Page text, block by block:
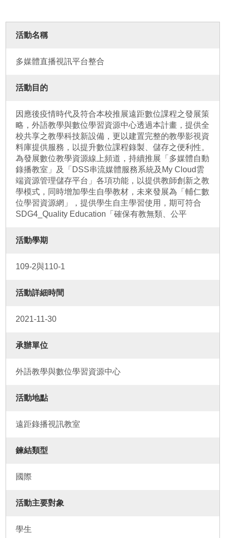
活動名稱
多媒體直播視訊平台整合
活動目的
因應後疫情時代及符合本校推展遠距數位課程之發展策
略，外語教學與數位學習資源中心透過本計畫，提供全
校共享之教學科技新設備，更以建置完整的教學影視資
料庫提供服務，以提升數位課程錄製、儲存之便利性。
為發展數位教學資源線上頻道，持續推展「多媒體自動
錄播教室」及「DSS串流媒體服務系統及My Cloud雲
端資源管理儲存平台」各項功能，以提供教師創新之教
學模式，同時增加學生自學教材，未來發展為「輔仁數
位學習資源網」，提供學生自主學習使用，期可符合
SDG4_Quality Education「確保有教無類、公平
活動學期
109-2與110-1
活動詳細時間
2021-11-30
承辦單位
外語教學與數位學習資源中心
活動地點
遠距錄播視訊教室
鍊結類型
國際
活動主要對象
學生